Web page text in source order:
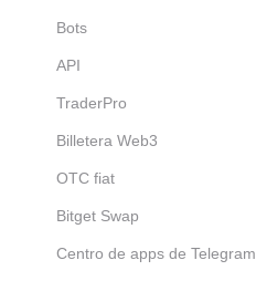
Bots
API
TraderPro
Billetera Web3
OTC fiat
Bitget Swap
Centro de apps de Telegram